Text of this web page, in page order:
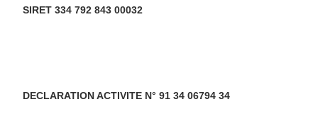
SIRET 334 792 843 00032
DECLARATION ACTIVITE N° 91 34 06794 34